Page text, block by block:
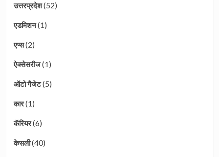
उत्तरप्रदेश(52)
एडमिशन(1)
एप्स(2)
ऐक्सेसरीज(1)
ऑटो गैजेट(5)
कार(1)
कॅरियर(6)
केसली(40)